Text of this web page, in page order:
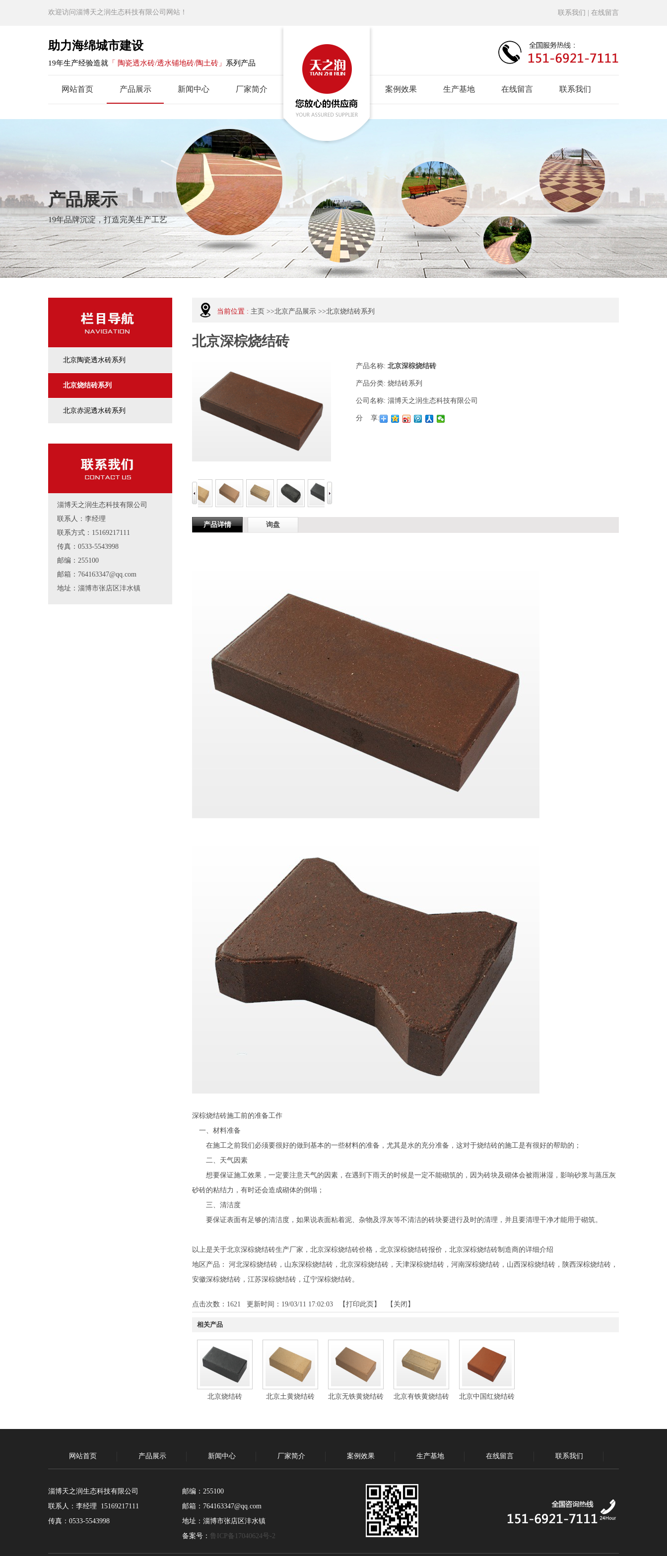
欢迎访问淄博天之润生态科技有限公司网站！ | 在线留言
联系我们
助力海绵城市建设
19年生产经验造就 「 陶瓷透水砖/透水铺地砖/陶土砖」 系列产品
网站首页 产品展示 新闻中心 厂家简介 案例效果 生产基地 在线留言 联系我们
产品展示
19年品牌沉淀，打造完美生产工艺
当前位置 : 主页 >>北京产品展示 >>北京烧结砖系列
北京深棕烧结砖
产品名称: 北京深棕烧结砖
产品分类: 烧结砖系列
公司名称: 淄博天之润生态科技有限公司
分 享:
产品详情 询盘
深棕烧结砖施工前的准备工作
一、材料准备
在施工之前我们必须要很好的做到基本的一些材料的准备，尤其是水的充分准备，这对于烧结砖的施工是有很好的帮助的；
二、天气因素
想要保证施工效果，一定要注意天气的因素，在遇到下雨天的时候是一定不能砌筑的，因为砖块及砌体会被雨淋湿，影响砂浆与蒸压灰
砂砖的粘结力，有时还会造成砌体的倒塌；
三、清洁度
要保证表面有足够的清洁度，如果说表面粘着泥、杂物及浮灰等不清洁的砖块要进行及时的清理，并且要清理干净才能用于砌筑。
以上是关于北京深棕烧结砖生产厂家，北京深棕烧结砖价格，北京深棕烧结砖报价，北京深棕烧结砖制造商的详细介绍
地区产品： 河北深棕烧结砖 ， 山东深棕烧结砖 ， 北京深棕烧结砖 ， 天津深棕烧结砖 ， 河南深棕烧结砖 ， 山西深棕烧结砖 ， 陕西深棕烧结砖 ，
安徽深棕烧结砖 ， 江苏深棕烧结砖 ， 辽宁深棕烧结砖。
点击次数： 1621 更新时间：19/03/11 17:02:03 【打印此页 】 【 关闭 】
相关产品
北京烧结砖 北京土黄烧结砖 北京无铁黄烧结砖 北京有铁黄烧结砖 北京中国红烧结砖
北京陶瓷透水砖系列
北京烧结砖系列
北京赤泥透水砖系列
淄博天之润生态科技有限公司
联系人：李经理
联系方式：15169217111
传真：0533-5543998
邮编：255100
邮箱：764163347@qq.com
地址：淄博市张店区沣水镇
网站首页 产品展示 新闻中心 厂家简介 案例效果 生产基地 在线留言 联系我们
淄博天之润生态科技有限公司
联系人：李经理 15169217111
传真：0533-5543998
邮编：255100
邮箱：764163347@qq.com
地址：淄博市张店区沣水镇
备案号： 鲁ICP备17040624号-2